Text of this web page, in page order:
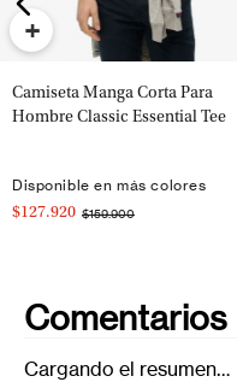
+
Camiseta Manga Corta Para
Hombre Classic Essential Tee
Disponible en más colores
$127.920 $159.900
Comentarios
Cargando el resumen…